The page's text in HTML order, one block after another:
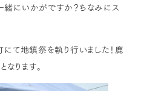
緒にいかがですか？ちなみにス
て地鎮祭を執り行いました！鹿
ります。